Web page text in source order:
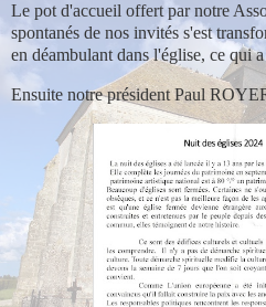
Le pot d'accueil offert par notre
spontanés de nos invités s'est
en déambulant dans l'église, ce qui
Ensuite notre président Paul